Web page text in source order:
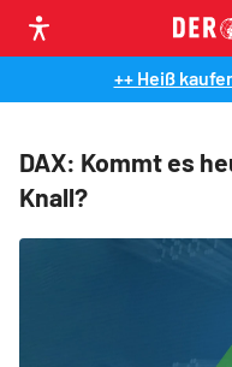
++ Heiß
DAX: Kommt es
Knall?